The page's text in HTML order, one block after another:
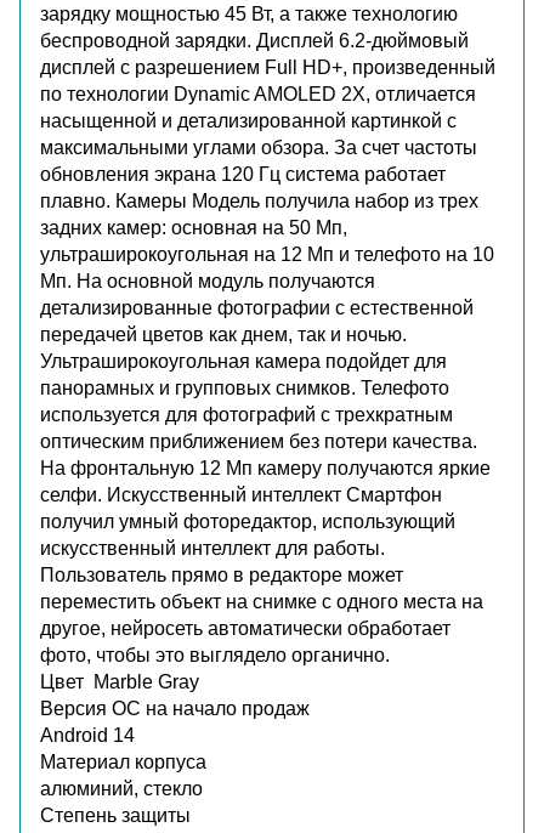
зарядку мощностью 45 Вт, а также технологию
беспроводной зарядки. Дисплей 6.2-дюймовый
дисплей с разрешением Full HD+, произведенный
по технологии Dynamic AMOLED 2X, отличается
насыщенной и детализированной картинкой с
максимальными углами обзора. За счет частоты
обновления экрана 120 Гц система работает
плавно. Камеры Модель получила набор из трех
задних камер: основная на 50 Мп,
ультраширокоугольная на 12 Мп и телефото на 10
Мп. На основной модуль получаются
детализированные фотографии с естественной
передачей цветов как днем, так и ночью.
Ультраширокоугольная камера подойдет для
панорамных и групповых снимков. Телефото
используется для фотографий с трехкратным
оптическим приближением без потери качества.
На фронтальную 12 Мп камеру получаются яркие
селфи. Искусственный интеллект Смартфон
получил умный фоторедактор, использующий
искусственный интеллект для работы.
Пользователь прямо в редакторе может
переместить объект на снимке с одного места на
другое, нейросеть автоматически обработает
фото, чтобы это выглядело органично.
Цвет Marble Gray
Версия ОС на начало продаж
Android 14
Материал корпуса
алюминий, стекло
Степень защиты